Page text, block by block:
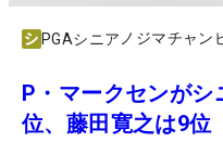
PGAシニア
P・マークセンが
位、藤田寛之は9位